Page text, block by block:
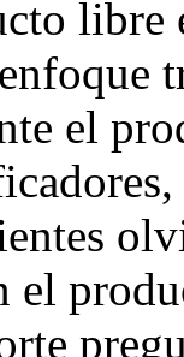
libre
el
el